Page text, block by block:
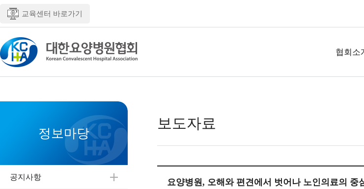
교육센터 바로가기
협회소
정보마당
공지사항
보도자료
요양병원, 오해와 편견에서 벗어나 노인의료의 중